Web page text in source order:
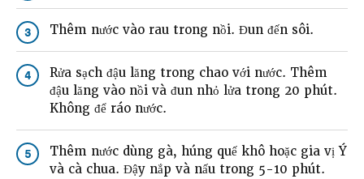
3 Thêm nước vào rau trong nồi. Đun đến sôi.
4
Rửa sạch đậu lăng trong chao với nước. Thêm
đậu lăng vào nồi và đun nhỏ lửa trong 20 phút.
Không để ráo nước.
5
Thêm nước dùng gà, húng quế khô hoặc gia vị Ý
và cà chua. Đậy nắp và nấu trong 5-10 phút.